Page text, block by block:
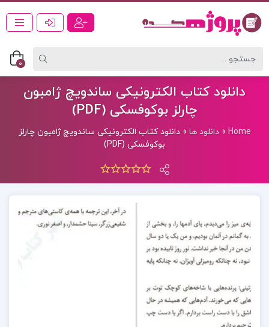
0
دانلود کتاب الکترونیکی ساندویچ ژامبون
چارلز بوکوفسکی (PDF)
Home
»دانلود ها »دانلود کتاب الکترونیکی ساندویچ ژامبون چارلز
بوکوفسکی (PDF)